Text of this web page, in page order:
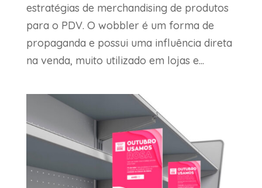
estratégias de merchandising de produtos
para o PDV. O wobbler é um forma de
propaganda e possui uma influência direta
na venda, muito utilizado em lojas e...